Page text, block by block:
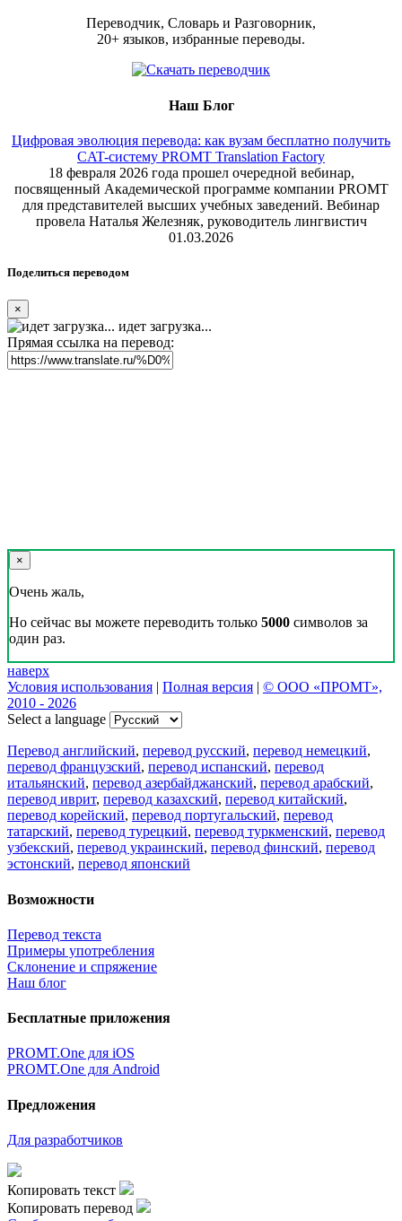
Переводчик, Словарь и Разговорник,
20+ языков, избранные переводы.
Наш Блог
Цифровая эволюция перевода: как вузам бесплатно получить
CAT-систему PROMT Translation Factory
18 февраля 2026 года прошел очередной вебинар,
посвященный Академической программе компании PROMT
для представителей высших учебных заведений. Вебинар
провела Наталья Железняк, руководитель лингвистич
01.03.2026
Поделиться переводом
×
идет загрузка...
Прямая ссылка на перевод:
×
Очень жаль,
Но сейчас вы можете переводить только 5000 символов за
один раз.
наверх
Условия использования | Полная версия | © ООО «ПРОМТ»,
2010 - 2026
Select a language
Перевод английский, перевод русский, перевод немецкий,
перевод французский, перевод испанский, перевод
итальянский, перевод азербайджанский, перевод арабский,
перевод иврит, перевод казахский, перевод китайский,
перевод корейский, перевод португальский, перевод
татарский, перевод турецкий, перевод туркменский, перевод
узбекский, перевод украинский, перевод финский, перевод
эстонский, перевод японский
Возможности
Перевод текста
Примеры употребления
Склонение и спряжение
Наш блог
Бесплатные приложения
PROMT.One для iOS
PROMT.One для Android
Предложения
Для разработчиков
Копировать текст
Копировать перевод